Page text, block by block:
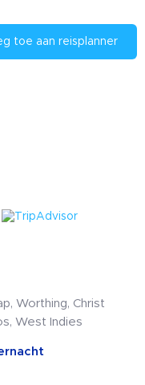
toe aan reisplanner
Worthing, Christ
West Indies